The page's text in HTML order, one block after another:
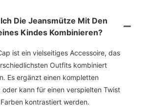
Die Jeansmütze Mit Den
Kindes Kombinieren?
ist ein vielseitiges Accessoire, das
Outfits kombiniert
Es ergänzt einen kompletten
oder kann für einen verspielten Twist
kontrastiert werden.